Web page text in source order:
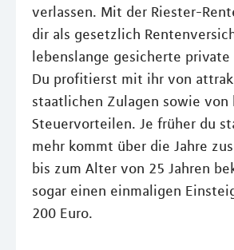
verlassen. Mit der Riester-
dir als gesetzlich
lebenslange gesicherte
Du profitierst mit ihr von
staatlichen Zulagen sowie von
Steuervorteilen. Je früher du
mehr kommt über die Jahre
bis zum Alter von 25 Jahren
sogar einen einmaligen
200 Euro.